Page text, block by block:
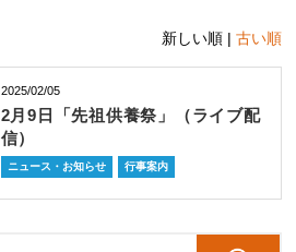
新しい順 | 古い順
2025/02/05
2月9日「先祖供養祭」（ライブ配
信）
ニュース・お知らせ 行事案内